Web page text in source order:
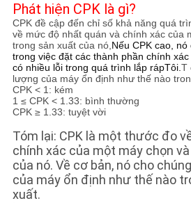
Phát hiện CPK là gì?
CPK đề cập đến chỉ số khả năng quá
về mức độ nhất quán và chính xác của
trong sản xuất của nó,Nếu CPK cao,
trong việc đặt các thành phần chính
có nhiều lỗi trong quá trình lắp rápTôi.T
lượng của máy ổn định như thế nào
CPK < 1: kém
1 ≤ CPK < 1.33: bình thường
CPK ≥ 1.33: tuyệt vời
Tóm lại: CPK là một thước đo
chính xác của một máy chọn
của nó. Về cơ bản, nó cho
của máy ổn định như thế nào
xuất.